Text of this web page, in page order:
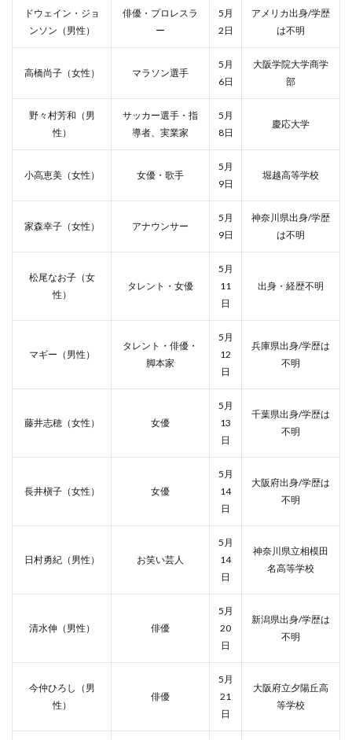
ドウェイン・ジョ
ンソン（男性）
俳優・プロレスラ
ー
5月
2日
アメリカ出身/学歴
は不明
高橋尚子（女性） マラソン選手
5月
6日
大阪学院大学商学
部
野々村芳和（男
性）
サッカー選手・指
導者、実業家
5月
8日
慶応大学
小高恵美（女性） 女優・歌手
5月
9日
堀越高等学校
家森幸子（女性） アナウンサー
5月
9日
神奈川県出身/学歴
は不明
松尾なお子（女
性）
タレント・女優
5月
11
日
出身・経歴不明
マギー（男性）
タレント・俳優・
脚本家
5月
12
日
兵庫県出身/学歴は
不明
藤井志穂（女性） 女優
5月
13
日
千葉県出身/学歴は
不明
長井槇子（女性） 女優
5月
14
日
大阪府出身/学歴は
不明
日村勇紀（男性） お笑い芸人
5月
14
日
神奈川県立相模田
名高等学校
清水伸（男性） 俳優
5月
20
日
新潟県出身/学歴は
不明
今仲ひろし（男
性）
俳優
5月
21
日
大阪府立夕陽丘高
等学校